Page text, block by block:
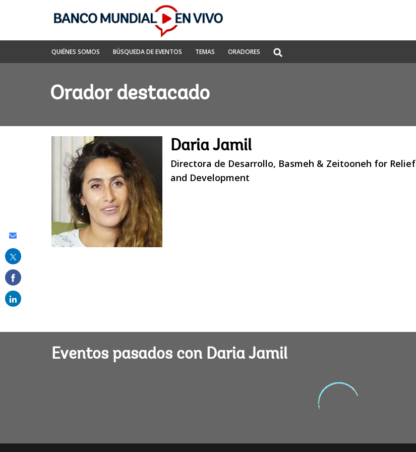
Navigation
Banco
Mundial
QUIÉNES SOMOS BÚSQUEDA DE EVENTOS TEMAS ORADORES
Global
Search
Orador destacado
Daria Jamil
Directora de Desarrollo, Basmeh & Zeitooneh for Relief
and Development
Eventos pasados con Daria Jamil
this
email